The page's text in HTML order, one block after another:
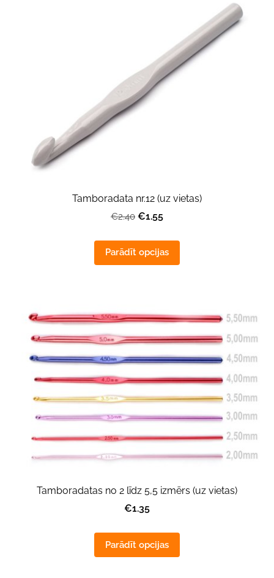
Tamboradata nr.12 (uz vietas)
€2.40 €1.55
Parādīt opcijas
Tamboradatas no 2 līdz 5,5 izmērs (uz vietas)
€1.35
Parādīt opcijas